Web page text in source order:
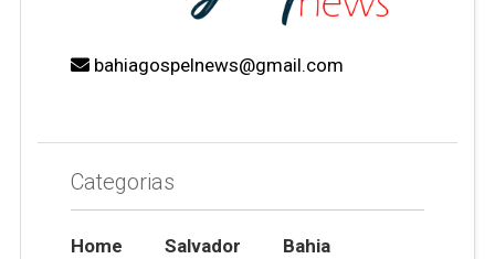
bahiagospelnews@gmail.com
Categorias
Home Salvador
Bahia